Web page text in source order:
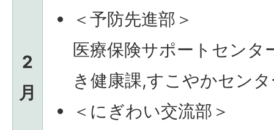
2
月
＜予防先進部＞
医療保険サポートセンタ
き健康課,すこやかセン
＜にぎわい交流部＞